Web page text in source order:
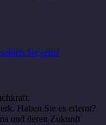
Sie sein?
Haben Sie es erlernt?
und deren Zukunft